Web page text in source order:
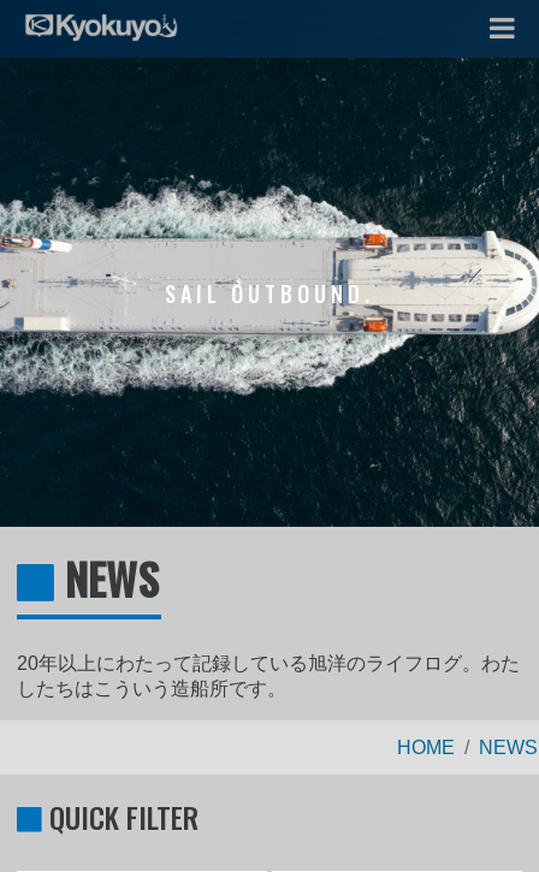
SAIL OUTBOUND.
NEWS
20年以上にわたって記録している旭洋のライフログ。わた
したちはこういう造船所です。
HOME NEWS
QUICK FILTER